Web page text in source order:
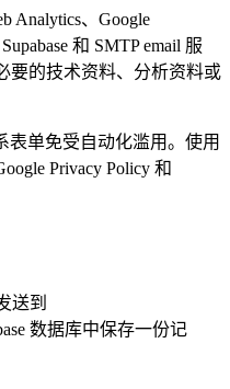
Analytics、Google
和 SMTP email 服
要的技术资料、分析资料或
表单免受自动化滥用。使用
Privacy Policy 和
送到
数据库中保存一份记